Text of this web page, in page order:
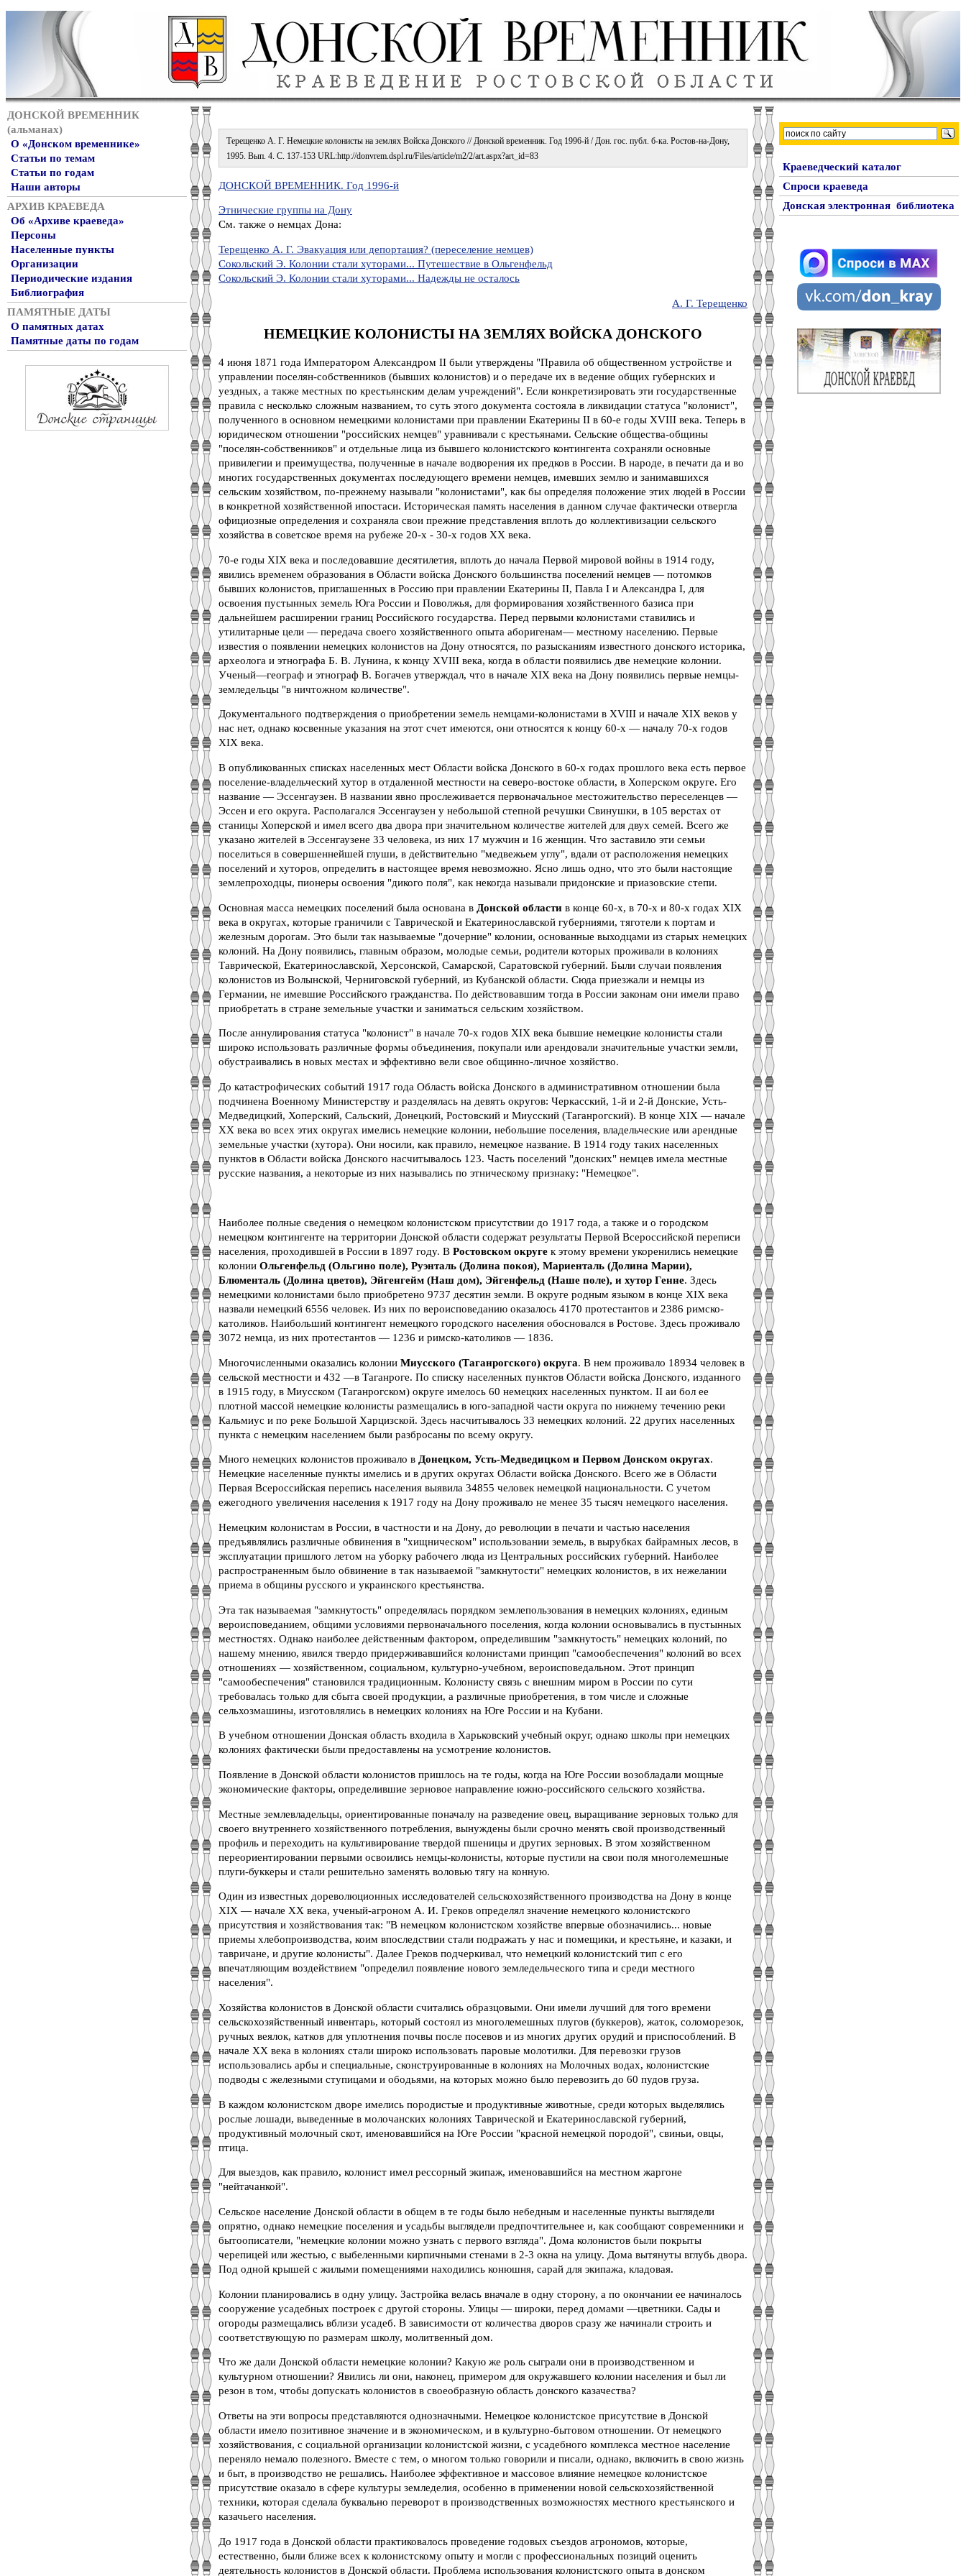
ДОНСКОЙ ВРЕМЕННИК
(альманах)
О «Донском временнике»
Статьи по темам
Статьи по годам
Наши авторы
АРХИВ КРАЕВЕДА
Об «Архиве краеведа»
Персоны
Населенные пункты
Организации
Периодические издания
Библиография
ПАМЯТНЫЕ ДАТЫ
О памятных датах
Памятные даты по годам
Терещенко А. Г. Немецкие колонисты на землях Войска Донского // Донской временник. Год 1996-й / Дон. гос. публ. б-ка. Ростов-на-Дону,
1995. Вып. 4. С. 137-153 URL:http://donvrem.dspl.ru/Files/article/m2/2/art.aspx?art_id=83
ДОНСКОЙ ВРЕМЕННИК. Год 1996-й
Этнические группы на Дону
См. также о немцах Дона:
Терещенко А. Г. Эвакуация или депортация? (переселение немцев)
Сокольский Э. Колонии стали хуторами... Путешествие в Ольгенфельд
Сокольский Э. Колонии стали хуторами... Надежды не осталось
А. Г. Терещенко
НЕМЕЦКИЕ КОЛОНИСТЫ НА ЗЕМЛЯХ ВОЙСКА ДОНСКОГО
4 июня 1871 года Императором Александром II были утверждены "Правила об общественном устройстве и
управлении поселян-собственников (бывших колонистов) и о передаче их в ведение общих губернских и
уездных, а также местных по крестьянским делам учреждений". Если конкретизировать эти государственные
правила с несколько сложным названием, то суть этого документа состояла в ликвидации статуса "колонист",
полученного в основном немецкими колонистами при правлении Екатерины II в 60-е годы XVIII века. Теперь в
юридическом отношении "российских немцев" уравнивали с крестьянами. Сельские общества-общины
"поселян-собственников" и отдельные лица из бывшего колонистского контингента сохраняли основные
привилегии и преимущества, полученные в начале водворения их предков в России. В народе, в печати да и во
многих государственных документах последующего времени немцев, имевших землю и занимавшихся
сельским хозяйством, по-прежнему называли "колонистами", как бы определяя положение этих людей в России
в конкретной хозяйственной ипостаси. Историческая память населения в данном случае фактически отвергла
официозные определения и сохраняла свои прежние представления вплоть до коллективизации сельского
хозяйства в советское время на рубеже 20-х - 30-х годов XX века.
70-е годы XIX века и последовавшие десятилетия, вплоть до начала Первой мировой войны в 1914 году,
явились временем образования в Области войска Донского большинства поселений немцев — потомков
бывших колонистов, приглашенных в Россию при правлении Екатерины II, Павла I и Александра I, для
освоения пустынных земель Юга России и Поволжья, для формирования хозяйственного базиса при
дальнейшем расширении границ Российского государства. Перед первыми колонистами ставились и
утилитарные цели — передача своего хозяйственного опыта аборигенам— местному населению. Первые
известия о появлении немецких колонистов на Дону относятся, по разысканиям известного донского историка,
археолога и этнографа Б. В. Лунина, к концу XVIII века, когда в области появились две немецкие колонии.
Ученый—географ и этнограф В. Богачев утверждал, что в начале XIX века на Дону появились первые немцы-
земледельцы "в ничтожном количестве".
Документального подтверждения о приобретении земель немцами-колонистами в XVIII и начале XIX веков у
нас нет, однако косвенные указания на этот счет имеются, они относятся к концу 60-х — началу 70-х годов
XIX века.
В опубликованных списках населенных мест Области войска Донского в 60-х годах прошлого века есть первое
поселение-владельческий хутор в отдаленной местности на северо-востоке области, в Хоперском округе. Его
название — Эссенгаузен. В названии явно прослеживается первоначальное местожительство переселенцев —
Эссен и его округа. Располагался Эссенгаузен у небольшой степной речушки Свинушки, в 105 верстах от
станицы Хоперской и имел всего два двора при значительном количестве жителей для двух семей. Всего же
указано жителей в Эссенгаузене 33 человека, из них 17 мужчин и 16 женщин. Что заставило эти семьи
поселиться в совершеннейшей глуши, в действительно "медвежьем углу", вдали от расположения немецких
поселений и хуторов, определить в настоящее время невозможно. Ясно лишь одно, что это были настоящие
землепроходцы, пионеры освоения "дикого поля", как некогда называли придонские и приазовские степи.
Основная масса немецких поселений была основана в Донской области в конце 60-х, в 70-х и 80-х годах XIX
века в округах, которые граничили с Таврической и Екатеринославской губерниями, тяготели к портам и
железным дорогам. Это были так называемые "дочерние" колонии, основанные выходцами из старых немецких
колоний. На Дону появились, главным образом, молодые семьи, родители которых проживали в колониях
Таврической, Екатеринославской, Херсонской, Самарской, Саратовской губерний. Были случаи появления
колонистов из Волынской, Черниговской губерний, из Кубанской области. Сюда приезжали и немцы из
Германии, не имевшие Российского гражданства. По действовавшим тогда в России законам они имели право
приобретать в стране земельные участки и заниматься сельским хозяйством.
После аннулирования статуса "колонист" в начале 70-х годов XIX века бывшие немецкие колонисты стали
широко использовать различные формы объединения, покупали или арендовали значительные участки земли,
обустраивались в новых местах и эффективно вели свое общинно-личное хозяйство.
До катастрофических событий 1917 года Область войска Донского в административном отношении была
подчинена Военному Министерству и разделялась на девять округов: Черкасский, 1-й и 2-й Донские, Усть-
Медведицкий, Хоперский, Сальский, Донецкий, Ростовский и Миусский (Таганрогский). В конце XIX — начале
XX века во всех этих округах имелись немецкие колонии, небольшие поселения, владельческие или арендные
земельные участки (хутора). Они носили, как правило, немецкое название. В 1914 году таких населенных
пунктов в Области войска Донского насчитывалось 123. Часть поселений "донских" немцев имела местные
русские названия, а некоторые из них назывались по этническому признаку: "Немецкое".
Наиболее полные сведения о немецком колонистском присутствии до 1917 года, а также и о городском
немецком контингенте на территории Донской области содержат результаты Первой Всероссийской переписи
населения, проходившей в России в 1897 году. В Ростовском округе к этому времени укоренились немецкие
колонии Ольгенфельд (Ольгино поле), Руэнталь (Долина покоя), Мариенталь (Долина Марии),
Блюменталь (Долина цветов), Эйгенгейм (Наш дом), Эйгенфельд (Наше поле), и хутор Генне. Здесь
немецкими колонистами было приобретено 9737 десятин земли. В округе родным языком в конце XIX века
назвали немецкий 6556 человек. Из них по вероисповеданию оказалось 4170 протестантов и 2386 римско-
католиков. Наибольший контингент немецкого городского населения обосновался в Ростове. Здесь проживало
3072 немца, из них протестантов — 1236 и римско-католиков — 1836.
Многочисленными оказались колонии Миусского (Таганрогского) округа. В нем проживало 18934 человек в
сельской местности и 432 —в Таганроге. По списку населенных пунктов Области войска Донского, изданного
в 1915 году, в Миусском (Таганрогском) округе имелось 60 немецких населенных пунктом. II аи бол ее
плотной массой немецкие колонисты размещались в юго-западной части округа по нижнему течению реки
Кальмиус и по реке Большой Харцизской. Здесь насчитывалось 33 немецких колоний. 22 других населенных
пункта с немецким населением были разбросаны по всему округу.
Много немецких колонистов проживало в Донецком, Усть-Медведицком и Первом Донском округах.
Немецкие населенные пункты имелись и в других округах Области войска Донского. Всего же в Области
Первая Всероссийская перепись населения выявила 34855 человек немецкой национальности. С учетом
ежегодного увеличения населения к 1917 году на Дону проживало не менее 35 тысяч немецкого населения.
Немецким колонистам в России, в частности и на Дону, до революции в печати и частью населения
предъявлялись различные обвинения в "хищническом" использовании земель, в вырубках байрамных лесов, в
эксплуатации пришлого летом на уборку рабочего люда из Центральных российских губерний. Наиболее
распространенным было обвинение в так называемой "замкнутости" немецких колонистов, в их нежелании
приема в общины русского и украинского крестьянства.
Эта так называемая "замкнутость" определялась порядком землепользования в немецких колониях, единым
вероисповеданием, общими условиями первоначального поселения, когда колонии основывались в пустынных
местностях. Однако наиболее действенным фактором, определившим "замкнутость" немецких колоний, по
нашему мнению, явился твердо придерживавшийся колонистами принцип "самообеспечения" колоний во всех
отношениях — хозяйственном, социальном, культурно-учебном, вероисповедальном. Этот принцип
"самообеспечения" становился традиционным. Колонисту связь с внешним миром в России по сути
требовалась только для сбыта своей продукции, а различные приобретения, в том числе и сложные
сельхозмашины, изготовлялись в немецких колониях на Юге России и на Кубани.
В учебном отношении Донская область входила в Харьковский учебный округ, однако школы при немецких
колониях фактически были предоставлены на усмотрение колонистов.
Появление в Донской области колонистов пришлось на те годы, когда на Юге России возобладали мощные
экономические факторы, определившие зерновое направление южно-российского сельского хозяйства.
Местные землевладельцы, ориентированные поначалу на разведение овец, выращивание зерновых только для
своего внутреннего хозяйственного потребления, вынуждены были срочно менять свой производственный
профиль и переходить на культивирование твердой пшеницы и других зерновых. В этом хозяйственном
переориентировании первыми освоились немцы-колонисты, которые пустили на свои поля многолемешные
плуги-буккеры и стали решительно заменять воловью тягу на конную.
Один из известных дореволюционных исследователей сельскохозяйственного производства на Дону в конце
XIX — начале XX века, ученый-агроном А. И. Греков определял значение немецкого колонистского
присутствия и хозяйствования так: "В немецком колонистском хозяйстве впервые обозначились... новые
приемы хлебопроизводства, коим впоследствии стали подражать у нас и помещики, и крестьяне, и казаки, и
тавричане, и другие колонисты". Далее Греков подчеркивал, что немецкий колонистский тип с его
впечатляющим воздействием "определил появление нового земледельческого типа и среди местного
населения".
Хозяйства колонистов в Донской области считались образцовыми. Они имели лучший для того времени
сельскохозяйственный инвентарь, который состоял из многолемешных плугов (буккеров), жаток, соломорезок,
ручных веялок, катков для уплотнения почвы после посевов и из многих других орудий и приспособлений. В
начале XX века в колониях стали широко использовать паровые молотилки. Для перевозки грузов
использовались арбы и специальные, сконструированные в колониях на Молочных водах, колонистские
подводы с железными ступицами и ободьями, на которых можно было перевозить до 60 пудов груза.
В каждом колонистском дворе имелись породистые и продуктивные животные, среди которых выделялись
рослые лошади, выведенные в молочанских колониях Таврической и Екатеринославской губерний,
продуктивный молочный скот, именовавшийся на Юге России "красной немецкой породой", свиньи, овцы,
птица.
Для выездов, как правило, колонист имел рессорный экипаж, именовавшийся на местном жаргоне
"нейтачанкой".
Сельское население Донской области в общем в те годы было небедным и населенные пункты выглядели
опрятно, однако немецкие поселения и усадьбы выглядели предпочтительнее и, как сообщают современники и
бытоописатели, "немецкие колонии можно узнать с первого взгляда". Дома колонистов были покрыты
черепицей или жестью, с выбеленными кирпичными стенами в 2-3 окна на улицу. Дома вытянуты вглубь двора.
Под одной крышей с жилыми помещениями находились конюшня, сарай для экипажа, кладовая.
Колонии планировались в одну улицу. Застройка велась вначале в одну сторону, а по окончании ее начиналось
сооружение усадебных построек с другой стороны. Улицы — широки, перед домами —цветники. Сады и
огороды размещались вблизи усадеб. В зависимости от количества дворов сразу же начинали строить и
соответствующую по размерам школу, молитвенный дом.
Что же дали Донской области немецкие колонии? Какую же роль сыграли они в производственном и
культурном отношении? Явились ли они, наконец, примером для окружавшего колонии населения и был ли
резон в том, чтобы допускать колонистов в своеобразную область донского казачества?
Ответы на эти вопросы представляются однозначными. Немецкое колонистское присутствие в Донской
области имело позитивное значение и в экономическом, и в культурно-бытовом отношении. От немецкого
хозяйствования, с социальной организации колонистской жизни, с усадебного комплекса местное население
переняло немало полезного. Вместе с тем, о многом только говорили и писали, однако, включить в свою жизнь
и быт, в производство не решались. Наиболее эффективное и массовое влияние немецкое колонистское
присутствие оказало в сфере культуры земледелия, особенно в применении новой сельскохозяйственной
техники, которая сделала буквально переворот в производственных возможностях местного крестьянского и
казачьего населения.
До 1917 года в Донской области практиковалось проведение годовых съездов агрономов, которые,
естественно, были ближе всех к колонистскому опыту и могли с профессиональных позиций оценить
деятельность колонистов в Донской области. Проблема использования колонистского опыта в донском
Краеведческий каталог
Спроси краеведа
Донская электронная библиотека